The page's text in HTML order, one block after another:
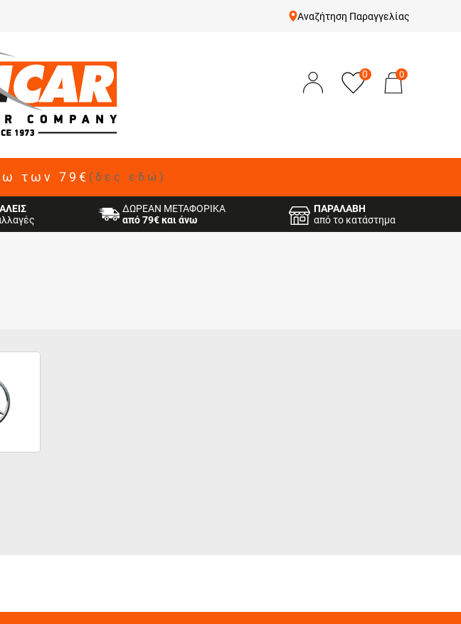
Αναζήτηση Παραγγελίας
0 0
των 79€ (δες εδώ)
ΔΩΡΕΑΝ ΜΕΤΑΦΟΡΙΚΑ
από 79€ και άνω
ΠΑΡΑΛΑΒΗ
από το κατάστημα